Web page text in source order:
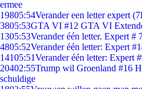
ermee
19805:54Verander een letter expert
3805:53GTA VI #12 GTA VI
1305:53Verander één letter. Expert #
4805:52Verander één letter: Expert
14105:51Verander één letter: Expert
20402:55Trump wil Groenland #16
schuldige